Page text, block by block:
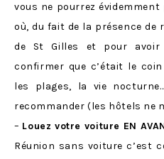
vous ne pourrez
où, du fait de la présence de
de St Gilles et pour avoir
confirmer que c’était le
les plages, la vie
recommander (les hôtels ne
– Louez votre voiture EN
Réunion sans voiture c’est